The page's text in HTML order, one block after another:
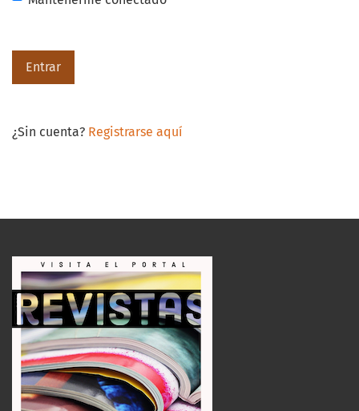
Entrar
¿Sin cuenta? Registrarse aquí